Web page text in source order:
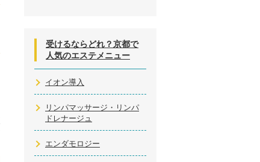
受けるならどれ？京都で
人気のエステメニュー
イオン導入
リンパマッサージ・リンパ
ドレナージュ
エンダモロジー